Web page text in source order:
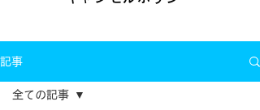
記事
全ての記事